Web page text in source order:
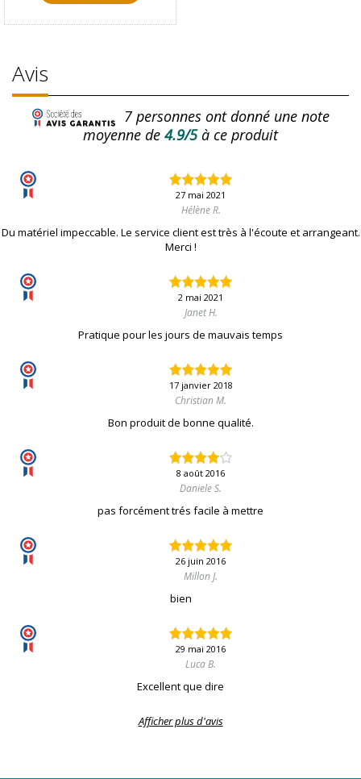
Avis
7personnes ont donné une note
moyenne de 4.9/5à ce produit
27 mai 2021
Hélène R.
Du matériel impeccable. Le service client est très à l'écoute et arrangeant.
Merci !
2 mai 2021
Janet H.
Pratique pour les jours de mauvais temps
17 janvier 2018
Christian M.
Bon produit de bonne qualité.
8 août 2016
Daniele S.
pas forcément trés facile à mettre
26 juin 2016
Millon J.
bien
29 mai 2016
Luca B.
Excellent que dire
Afficher plus d'avis